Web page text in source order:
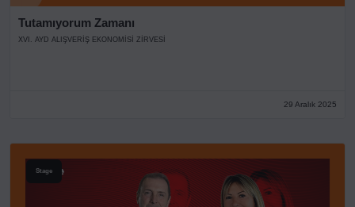
Tutamıyorum Zamanı
XVI. AYD ALIŞVERİŞ EKONOMİSİ ZİRVESİ
29 Aralık 2025
Stage